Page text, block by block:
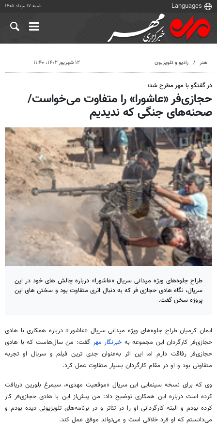
شنبه ۱۷ مرداد ۱۴۰۵
هنر رادیو و تلویزیون ۱۲ شهریور ۱۴۰۲، ۱۱:۴۰
در گفتگو با مهر مطرح شد؛
حجازی‌فر «عاشورا» را متفاوت می‌خواست/
صحنه‌های جنگی که ندیدیم
طراح جلوه‌های ویژه میدانی سریال «عاشورا» درباره چالش های خود در این
سریال، نگاه هادی حجازی فر که به دنبال اثری متفاوت بود و سختی های این
پروژه سخن گفت.
ایمان کرمیان طراح جلوه‌های ویژه میدانی سریال «عاشورا» درباره همکاری با هادی
حجازی‌فر کارگردان این مجموعه به خبرنگار مهر گفت: من سال‌هاست که با هادی
حجازی‌فر رفاقت دارم اما این اثر به‌عنوان جدی ترینفیلم و سریال او تجربه
متفاوتی بود و او در مقام کارگردان بسیار متفاوت عمل کرد.
وی که برای نسخه سینمایی این سریال «موقعیت مهدی»، سیمرغ بلورین دریافت
کرده است درباره این همکاری توضیح داد: من پیش‌از این با هادی حجازی‌فر کار
کرده بودم و البته کارگردانی او را در تئاتر و در برنامه‌های تلویزیونی دیده بودم و
می‌دانستم که او فرد خلاقی است و می‌تواند موفق عمل کند.